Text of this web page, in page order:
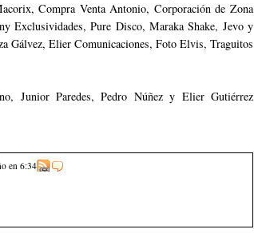
Compra Venta Antonio, Corporación de Zona
Exclusividades, Pure Disco, Maraka Shake, Jevo y
Gálvez, Elier Comunicaciones, Foto Elvis, Traguitos
Junior Paredes, Pedro Núñez y Elier Gutiérrez
en 6:34